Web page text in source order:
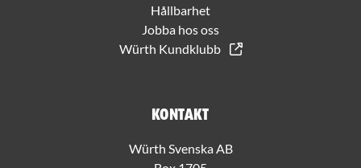
Hållbarhet
Jobba hos oss
Würth Kundklubb
Kontakt
Würth Svenska AB